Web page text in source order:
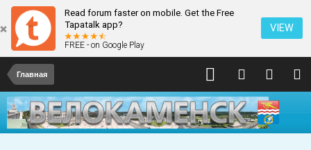
Read forum faster on mobile. Get the Free
Tapatalk app?
FREE - on Google Play
VIEW
Главная